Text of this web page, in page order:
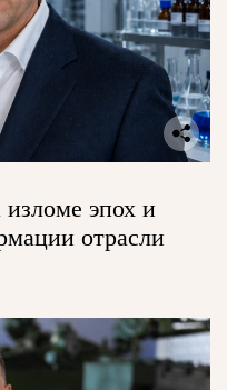
эпох и
отрасли